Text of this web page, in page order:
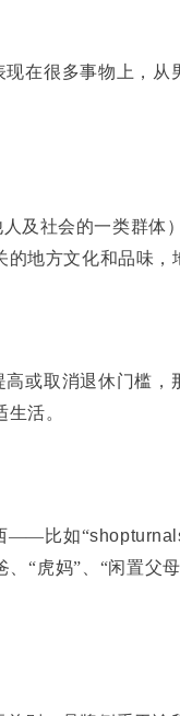
在很多事物上，从
及社会的一类群体
地方文化和品味，
或取消退休门槛
活。
——比如“
、“虎妈”、“闲置父